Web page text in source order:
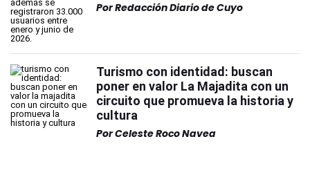
PorRedacción Diario de Cuyo
Turismo con identidad: buscan
poner en valor La Majadita con un
circuito que promueva la historia y
cultura
PorCeleste Roco Navea